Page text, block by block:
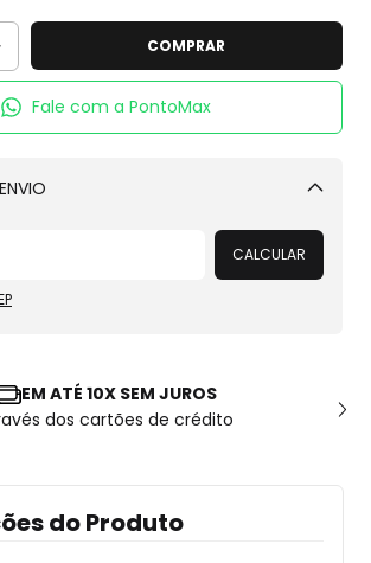
Fale com a PontoMax
Alterar CEP
CALCULAR
EM ATÉ 10X SEM JUROS
dos cartões de crédito
do Produto